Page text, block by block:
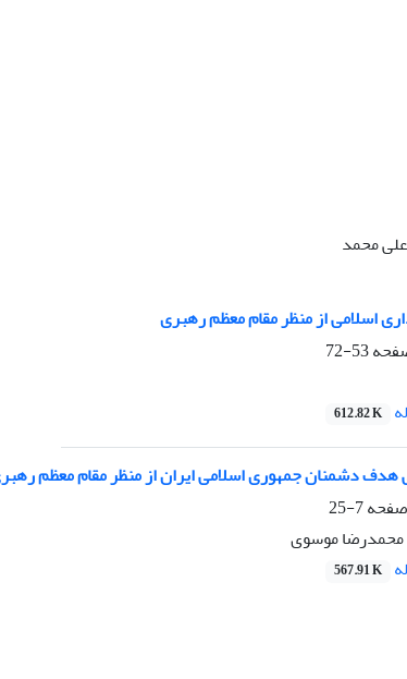
محمد
اسلامی از منظر مقام معظم رهبری
53-72
612.82 K
دشمنان جمهوری اسلامی ایران از منظر مقام معظم
7-25
موسوی
567.91 K